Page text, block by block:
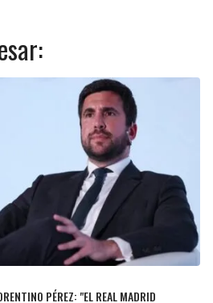
PÉREZ: "EL REAL MADRID